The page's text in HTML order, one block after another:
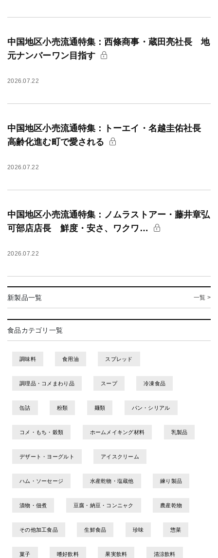
中国地区小売流通特集：西條商事・蔵田亮社長 地
元ナンバーワン目指す
2026.07.22
中国地区小売流通特集：トーエイ・名越圭佑社長
高齢化進む町で愛される
2026.07.22
中国地区小売流通特集：ノムラストアー・藤井章弘
可部店店長 鮮度・安さ、ワクワ…
2026.07.22
新製品一覧 一覧 >
食品カテゴリ一覧
調味料 食用油 スプレッド
調理品・コメまわり品 スープ 冷凍食品
缶詰 粉類 麺類 パン・シリアル
コメ・もち・穀類 ホームメイキング材料 乳製品
デザート・ヨーグルト アイスクリーム
ハム・ソーセージ 水産乾物・塩蔵他 練り製品
漬物・佃煮 豆腐・納豆・コンニャク 農産乾物
その他加工食品 生鮮食品 珍味 惣菜
菓子 嗜好飲料 果実飲料 清涼飲料